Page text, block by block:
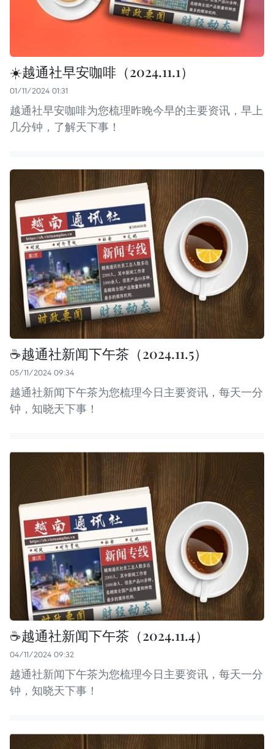
☀️越通社早安咖啡（2024.11.1）
01/11/2024 01:31
越通社早安咖啡为您梳理昨晚今早的主要资讯，早上
几分钟，了解天下事！
☕️越通社新闻下午茶（2024.11.5）
05/11/2024 09:34
越通社新闻下午茶为您梳理今日主要资讯，每天一分
钟，知晓天下事！
☕️越通社新闻下午茶（2024.11.4）
04/11/2024 09:32
越通社新闻下午茶为您梳理今日主要资讯，每天一分
钟，知晓天下事！